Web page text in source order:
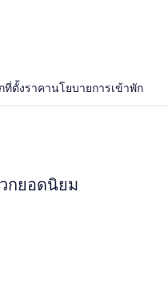
ที่ตั้งราคานโยบายการเข้าพัก
กยอดนิยม